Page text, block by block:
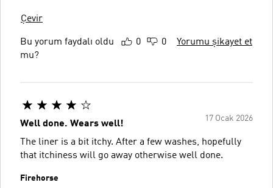
Çevir
Bu yorum faydalı oldu
mu?
0 0 Yorumu şikayet et
17 Ocak 2026
Well done. Wears well!
The liner is a bit itchy. After a few washes, hopefully
that itchiness will go away otherwise well done.
Firehorse